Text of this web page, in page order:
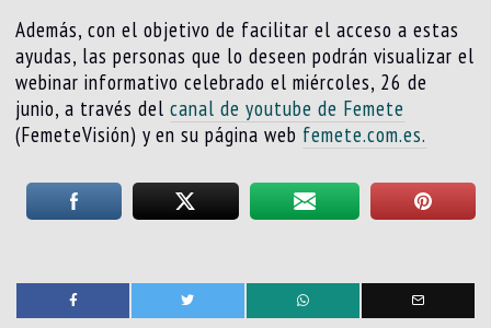
Además, con el objetivo de facilitar el acceso a estas
ayudas, las personas que lo deseen podrán visualizar el
webinar informativo celebrado el miércoles, 26 de
junio, a través delcanal de youtube de Femete
(FemeteVisión) y en su página web femete.com.es.